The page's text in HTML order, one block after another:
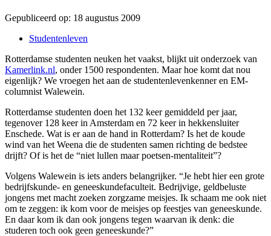
Gepubliceerd op: 18 augustus 2009
Studentenleven
Rotterdamse studenten neuken het vaakst, blijkt uit onderzoek van
Kamerlink.nl, onder 1500 respondenten. Maar hoe komt dat nou
eigenlijk? We vroegen het aan de studentenlevenkenner en EM-
columnist Walewein.
Rotterdamse studenten doen het 132 keer gemiddeld per jaar,
tegenover 128 keer in Amsterdam en 72 keer in hekkensluiter
Enschede. Wat is er aan de hand in Rotterdam? Is het de koude
wind van het Weena die de studenten samen richting de bedstee
drijft? Of is het de “niet lullen maar poetsen-mentaliteit”?
Volgens Walewein is iets anders belangrijker. “Je hebt hier een grote
bedrijfskunde- en geneeskundefaculteit. Bedrijvige, geldbeluste
jongens met macht zoeken zorgzame meisjes. Ik schaam me ook niet
om te zeggen: ik kom voor de meisjes op feestjes van geneeskunde.
En daar kom ik dan ook jongens tegen waarvan ik denk: die
studeren toch ook geen geneeskunde?”